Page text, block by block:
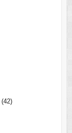
(42)